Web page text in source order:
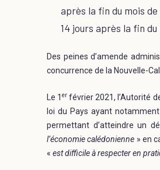
après la fin du mois
14 jours après la fin
Des peines d’amende
concurrence de la Nouvelle-
Le 1er février 2021, l’Autorité
loi du Pays ayant
permettant d’atteindre un
l’économie calédonienne » en
« est difficile à respecter en